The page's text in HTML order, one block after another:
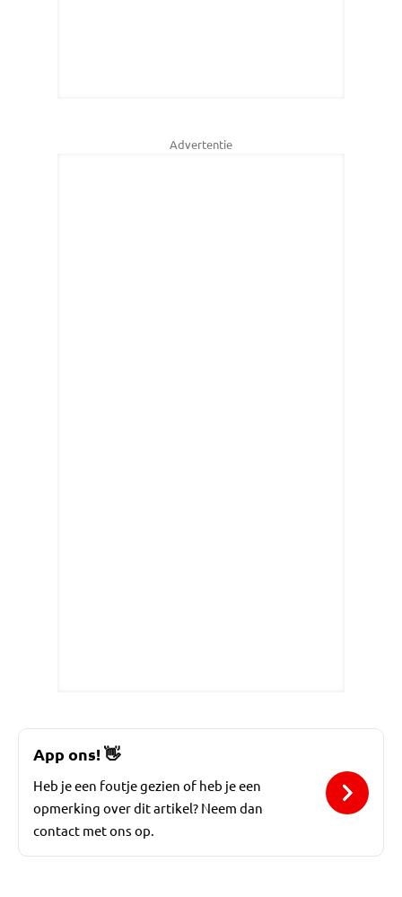
Advertentie
App ons!👋
Heb je een foutje gezien of heb je een
opmerking over dit artikel? Neem dan
contact met ons op.